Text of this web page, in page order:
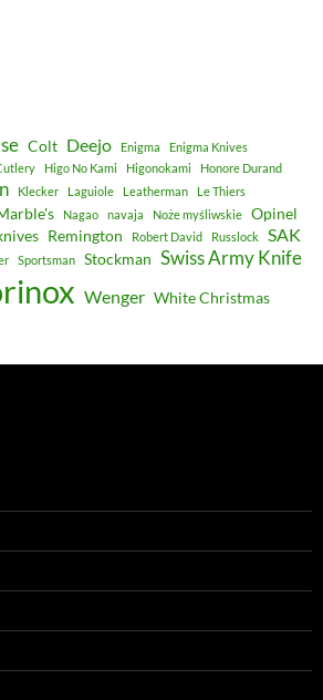
Colt Deejo Enigma Enigma Knives
Higo No Kami Higonokami Honore Durand
Klecker Laguiole Leatherman
Le Thiers
Nagao navaja Noże myśliwskie Opinel
Remington Robert David Russlock SAK
Sportsman Stockman Swiss Army Knife
Wenger White Christmas